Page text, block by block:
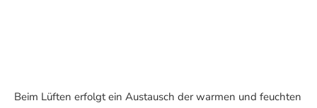
Beim Lüften erfolgt ein Austausch der warmen und feuchten